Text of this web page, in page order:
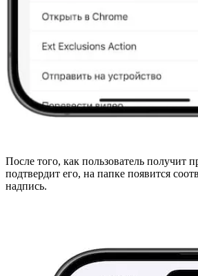
После того, как пользователь получит
подтвердит его, на папке появится
надпись.